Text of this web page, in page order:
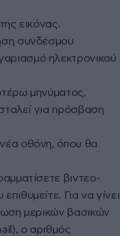
εικόνας.
συνδέσμου
ηλεκτρονικού
μηνύματος,
για πρόσβαση
οθόνη, όπου θα
βιντεο-
Για να γίνει
μερικών βασικών
ο αριθμός